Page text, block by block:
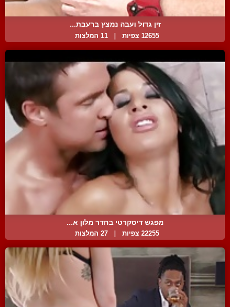
זין גדול ועבה נמצץ ברעבת...
12655 צפיות | 11 המלצות
מפגש דיסקרטי בחדר מלון א...
22255 צפיות 27 המלצות